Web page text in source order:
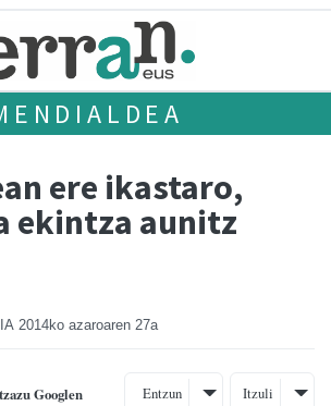
ere ikastaro,
ekintza aunitz
2014ko azaroaren 27a
Googlen Entzun Itzuli